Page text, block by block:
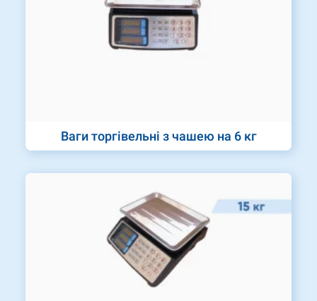
Ваги торгівельні з чашею на 6 кг